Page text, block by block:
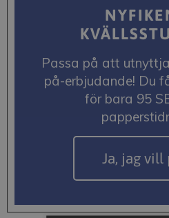
Passa på att
på-erbjudande! Du
för bara 95
Ja, jag vill